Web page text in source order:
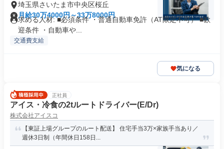
埼玉県さいたま市中央区桜丘
月給30万4000円～33万8000円
求める人材: ■必須条件 ・普通自動車免許（AT限定不可） ■歓
迎条件 ・自動車や...
交通費支給
気になる
正社員
アイス・冷食の2tルートドライバー(E/Dr)
株式会社アイスコ
【東証上場グループのルート配送】 住宅手当3万×家族手当あり／
週休3日制（年間休日158日...